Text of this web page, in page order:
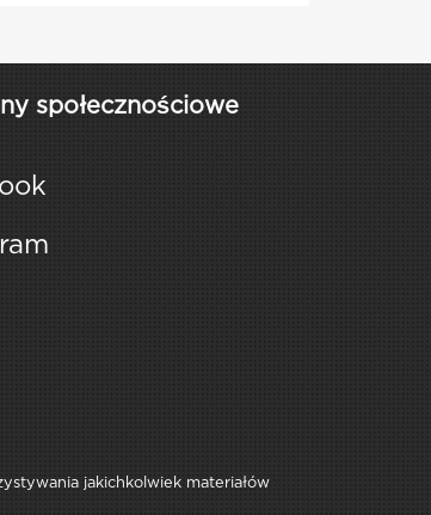
społecznościowe
jakichkolwiek materiałów